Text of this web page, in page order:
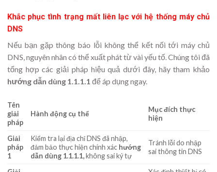
Khắc phục tình trạng mất liên lạc với hệ thống máy chủ
DNS
Nếu bạn gặp thông báo lỗi không thể kết nối tới máy chủ
DNS, nguyên nhân có thể xuất phát từ vài yếu tố. Chúng tôi đã
tổng hợp các giải pháp hiệu quả dưới đây, hãy tham khảo
hướng dẫn dùng 1.1.1.1 để áp dụng ngay.
Tên
giải
pháp
Hành động cụ thể
Mục đích thực
hiện
Giải
pháp
1
Kiểm tra lại địa chỉ DNS đã nhập,
đảm bảo thực hiện chính xác hướng
dẫn dùng 1.1.1.1,không sai ký tự
Tránh lỗi do nhập
sai thông tin DNS